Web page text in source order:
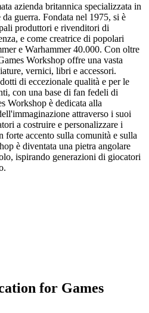
azienda britannica specializzata in
guerra. Fondata nel 1975, si è
produttori e rivenditori di
e come creatrice di popolari
e Warhammer 40.000. Con oltre
Workshop offre una vasta
vernici, libri e accessori.
di eccezionale qualità e per le
con una base di fan fedeli di
Workshop è dedicata alla
attraverso i suoi
a costruire e personalizzare i
accento sulla comunità e sulla
è diventata una pietra angolare
ispirando generazioni di giocatori
for Games